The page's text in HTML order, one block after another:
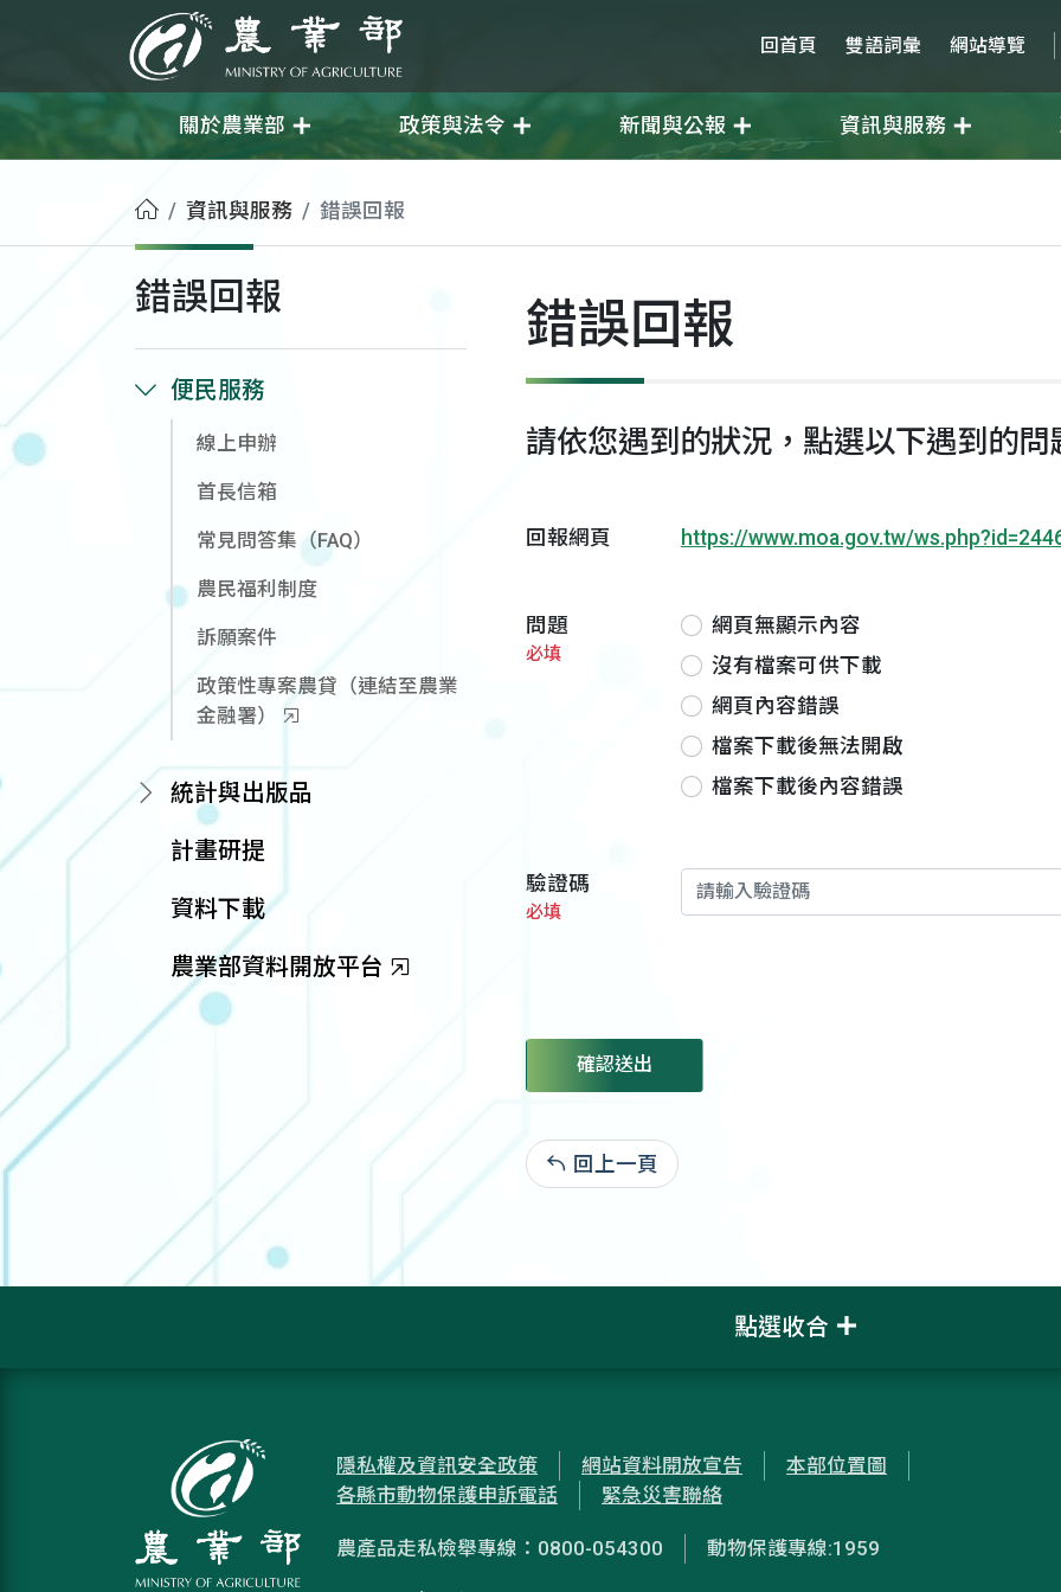
農業部 回首頁 雙語詞彙 網站導覽
關於農業部 政策與法令 新聞與公報 資訊與服務
首頁資訊與服務 錯誤回報
錯誤回報
便民服務
線上申辦
首長信箱
常見問答集（FAQ）
農民福利制度
訴願案件
政策性專案農貸（連結至農業
金融署）
統計與出版品
計畫研提
資料下載
農業部資料開放平台
錯誤回報
請依您遇到的狀況，點選以下遇到的問
回報網頁 https://www.moa.gov.tw/
問題
必填
網頁無顯示內容
沒有檔案可供下載
網頁內容錯誤
檔案下載後無法開啟
檔案下載後內容錯誤
驗證碼
必填
確認送出
回上一頁
點選收合
隱私權及資訊安全政策 網站資料開放宣告
本部位置圖
各縣市動物保護申訴電話
緊急災害聯絡
農產品走私檢舉專線：0800-054300 動物保護專線:1959